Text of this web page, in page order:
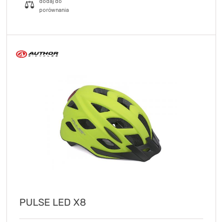
PULSE LED X8